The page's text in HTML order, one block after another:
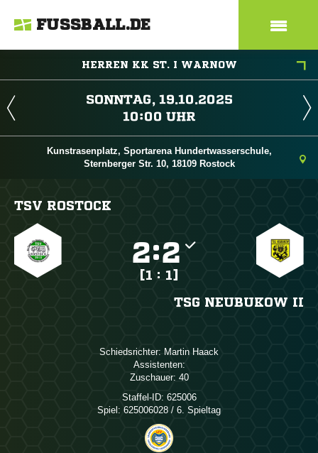
FUSSBALL.DE
HERREN KK ST. I WARNOW
 
 
Kunstrasenplatz, Sportarena Hundertwasserschule,
Sternberger Str. 10, 18109 Rostock
TSV ROSTOCK
:
[1 : 1]
TSG NEUBUKOW II
Schiedsrichter:  
Assistenten:
Zuschauer: 40
Staffel-ID: 625006
Spiel: 625006028 / 6. Spieltag